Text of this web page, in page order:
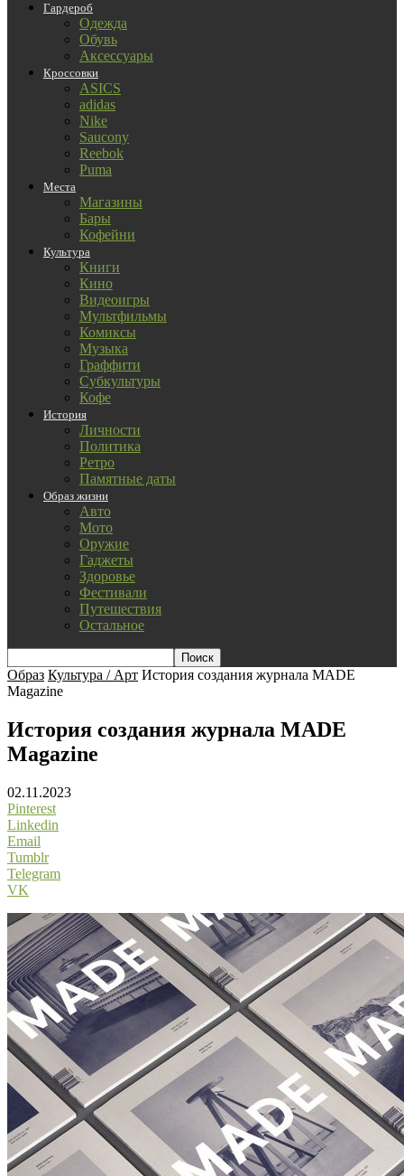
Гардероб
Одежда
Обувь
Аксессуары
Кроссовки
ASICS
adidas
Nike
Saucony
Reebok
Puma
Места
Магазины
Бары
Кофейни
Культура
Книги
Кино
Видеоигры
Мультфильмы
Комиксы
Музыка
Граффити
Субкультуры
Кофе
История
Личности
Политика
Ретро
Памятные даты
Образ жизни
Авто
Мото
Оружие
Гаджеты
Здоровье
Фестивали
Путешествия
Остальное
Образ Культура / Арт История создания журнала MADE
Magazine
История создания журнала MADE
Magazine
02.11.2023
Pinterest
Linkedin
Email
Tumblr
Telegram
VK